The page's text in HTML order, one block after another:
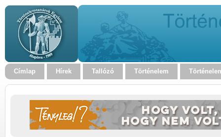
Címlap Hírek Tallózó Történelem